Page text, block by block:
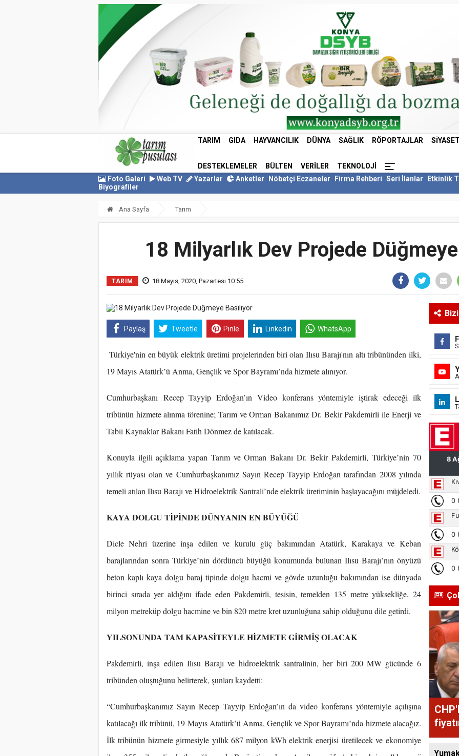
TARIM GIDA HAYVANCILIK DÜNYA SAĞLIK RÖPORTAJLAR SIYASET
DESTEKLEMELER BÜLTEN VERILER
TEKNOLOJI
Foto Galeri
Web TV Yazarlar Anketler Nöbetçi Eczaneler Firma Rehberi Seri İlanlar
Etkinlik
Biyografiler
Ana Sayfa Tarım
18 Milyarlık Dev Projede Düğmeye
TARIM 18 Mayıs, 2020, Pazartesi 10:55
Paylaş Tweetle Pinle Linkedin WhatsApp
Türkiye'nin en büyük elektrik üretimi projelerinden biri olan Ilısu Barajı'nın altı tribününden ilki,
19 Mayıs Atatürk’ü Anma, Gençlik ve Spor Bayramı’nda hizmete alınıyor.
Cumhurbaşkanı Recep Tayyip Erdoğan’ın Video konferans yöntemiyle iştirak edeceği ilk
tribünün hizmete alınma törenine; Tarım ve Orman Bakanımız Dr. Bekir Pakdemirli ile Enerji ve
Tabii Kaynaklar Bakanı Fatih Dönmez de katılacak.
Konuyla ilgili açıklama yapan Tarım ve Orman Bakanı Dr. Bekir Pakdemirli, Türkiye’nin 70
yıllık rüyası olan ve Cumhurbaşkanımız Sayın Recep Tayyip Erdoğan tarafından 2008 yılında
temeli atılan Ilısu Barajı ve Hidroelektrik Santrali’nde elektrik üretiminin başlayacağını müjdeledi.
KAYA DOLGU TİPİNDE DÜNYANIN EN BÜYÜĞÜ
Dicle Nehri üzerine inşa edilen ve kurulu güç bakımından Atatürk, Karakaya ve Keban
barajlarından sonra Türkiye’nin dördüncü büyüğü konumunda bulunan Ilısu Barajı’nın önyüzü
beton kaplı kaya dolgu baraj tipinde dolgu hacmi ve gövde uzunluğu bakımından ise dünyada
birinci sırada yer aldığını ifade eden Pakdemirli, tesisin, temelden 135 metre yüksekliğe, 24
milyon metreküp dolgu hacmine ve bin 820 metre kret uzunluğuna sahip olduğunu dile getirdi.
YILSONUNDA TAM KAPASİTEYLE HİZMETE GİRMİŞ OLACAK
Pakdemirli, inşa edilen Ilısu Barajı ve hidroelektrik santralinin, her biri 200 MW gücünde 6
tribünden oluştuğunu belirterek, şunları kaydetti:
“Cumhurbaşkanımız Sayın Recep Tayyip Erdoğan’ın da video konferans yöntemiyle açılışına
katılacağı ilk tribünü, 19 Mayıs Atatürk’ü Anma, Gençlik ve Spor Bayramı’nda hizmete alacağız.
İlk tribünün hizmete girmesiyle yıllık 687 milyon kWh elektrik enerjisi üretilecek ve ekonomiye